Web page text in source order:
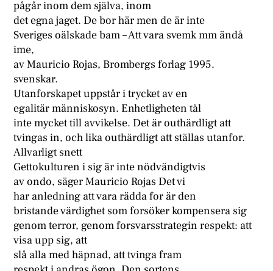
pågår inom dem själva, inom
det egna jaget. De bor här men de är inte
Sveriges oälskade bam – Att vara svemk mm ändå
ime,
av Mauricio Rojas, Brombergs forlag 1995.
svenskar.
Utanforskapet uppstår i trycket av en
egalitär människosyn. Enhetligheten tål
inte mycket till avvikelse. Det är outhärdligt att
tvingas in, och lika outhärdligt att ställas utanfor.
Allvarligt snett
Gettokulturen i sig är inte nödvändigtvis
av ondo, säger Mauricio Rojas Det vi
har anledning att vara rädda for är den
bristande värdighet som forsöker kompensera sig
genom terror, genom forsvarsstrategin respekt: att
visa upp sig, att
slå alla med häpnad, att tvinga fram